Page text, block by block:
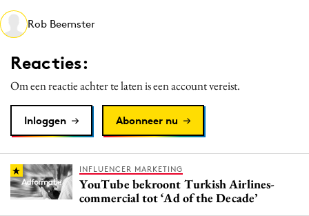
Media
Merkstrategie
PR
Reputatie & crisis
Rob Beemster
Reacties:
Om een reactie achter te laten is een account vereist.
Inloggen Abonneer nu
INFLUENCER MARKETING
YouTube bekroont Turkish Airlines-
commercial tot ‘Ad of the Decade’